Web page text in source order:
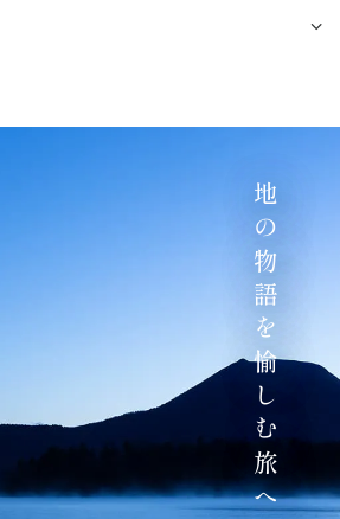
地の物語を愉しむ旅へ